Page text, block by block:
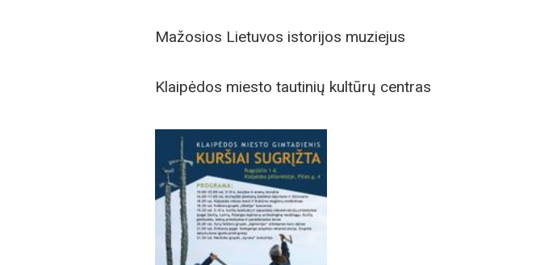
Mažosios Lietuvos istorijos muziejus
Klaipėdos miesto tautinių kultūrų centras